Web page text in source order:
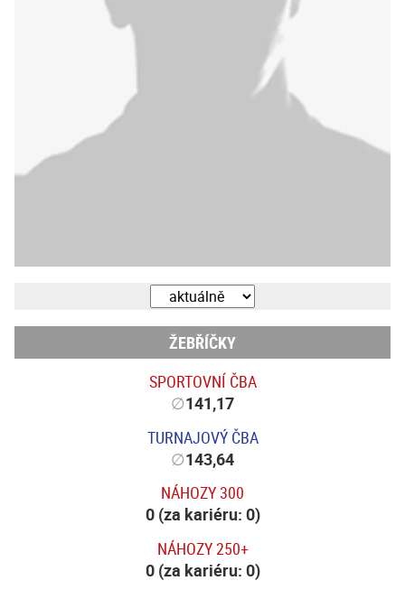
ŽEBŘÍČKY
SPORTOVNÍ ČBA
∅141,17
TURNAJOVÝ ČBA
∅143,64
NÁHOZY 300
0 (za kariéru: 0)
NÁHOZY 250+
0 (za kariéru: 0)